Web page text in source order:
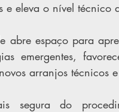
e eleva o nível técnico
abre espaço para
emergentes,
arranjos técnicos
segura do